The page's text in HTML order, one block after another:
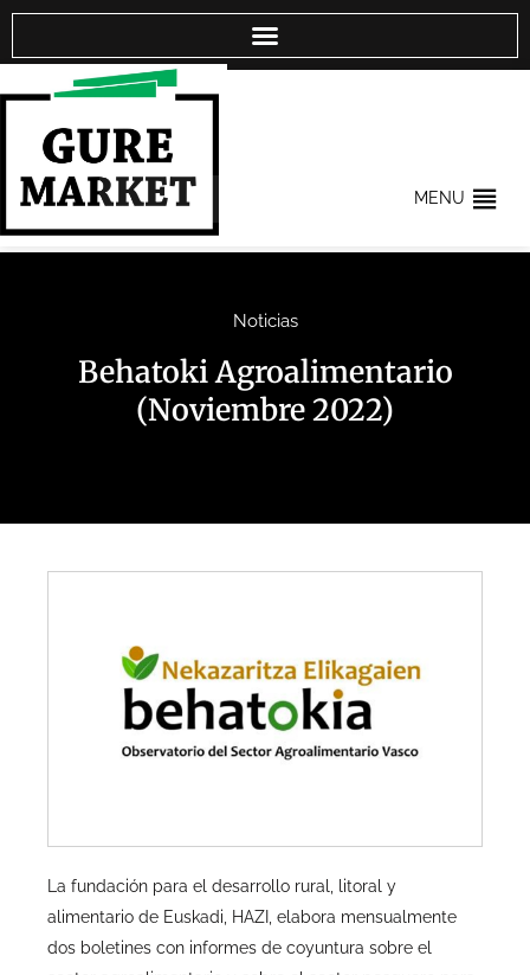
MENU
Noticias
Behatoki Agroalimentario
(Noviembre 2022)
La fundación para el desarrollo rural, litoral y
alimentario de Euskadi, HAZI, elabora mensualmente
dos boletines con informes de coyuntura sobre el